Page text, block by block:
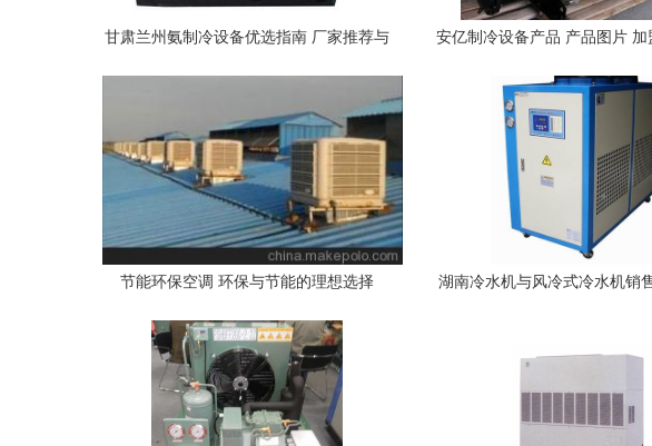
甘肃兰州氨制冷设备优选指南 厂家推荐与
安亿制冷设备产品 产品图片 加
节能环保空调 环保与节能的理想选择
湖南冷水机与风冷式冷水机销